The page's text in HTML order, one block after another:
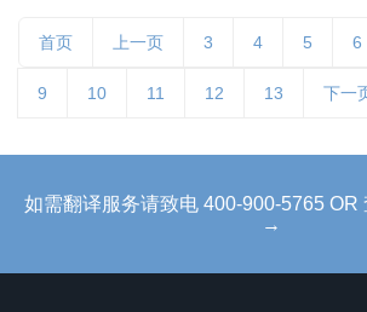
首页 上一页 3 4 5 6
9 10 11 12 13 下一
如需翻译服务请致电 400-900-5765 OR
→